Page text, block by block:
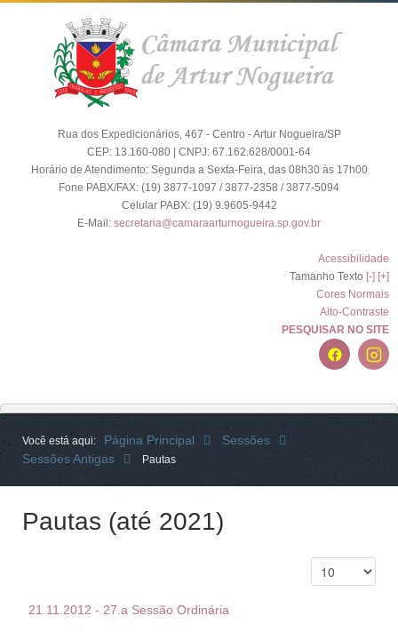
Rua dos Expedicionários, 467 - Centro - Artur Nogueira/SP
CEP: 13.160-080 | CNPJ: 67.162.628/0001-64
Horário de Atendimento: Segunda a Sexta-Feira, das 08h30 às 17h00
Fone PABX/FAX: (19) 3877-1097 / 3877-2358 / 3877-5094
Celular PABX: (19) 9.9605-9442
E-Mail: secretaria@camaraarturnogueira.sp.gov.br
Acessibilidade
Tamanho Texto [-] [+]
Cores Normais
Alto-Contraste
PESQUISAR NO SITE
Você está aqui: Página Principal
Sessões
Sessões Antigas
Pautas
Pautas (até 2021)
21.11.2012 - 27.a Sessão Ordinária